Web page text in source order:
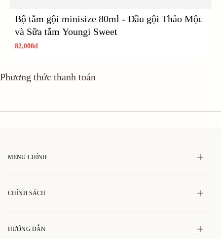
Bộ tắm gội minisize 80ml - Dầu gội Thảo Mộc
và Sữa tắm Youngi Sweet
82,000đ
Phương thức thanh toán
MENU CHÍNH
Giới thiệu
Tin tức
CHÍNH SÁCH
Chính sách thanh toán
HƯỚNG DẪN